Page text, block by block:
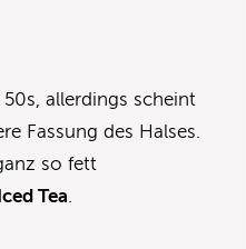
allerdings scheint
Fassung des Halses.
so fett
Tea.